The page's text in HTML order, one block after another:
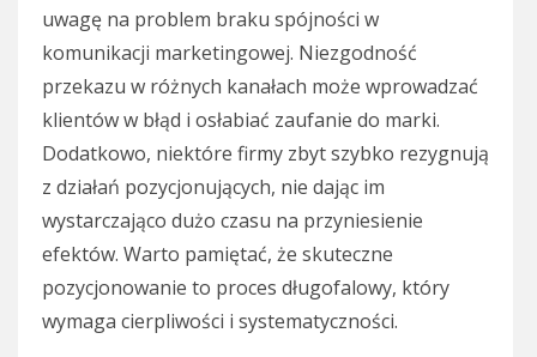
uwagę na problem braku spójności w
komunikacji marketingowej. Niezgodność
przekazu w różnych kanałach może wprowadzać
klientów w błąd i osłabiać zaufanie do marki.
Dodatkowo, niektóre firmy zbyt szybko rezygnują
z działań pozycjonujących, nie dając im
wystarczająco dużo czasu na przyniesienie
efektów. Warto pamiętać, że skuteczne
pozycjonowanie to proces długofalowy, który
wymaga cierpliwości i systematyczności.